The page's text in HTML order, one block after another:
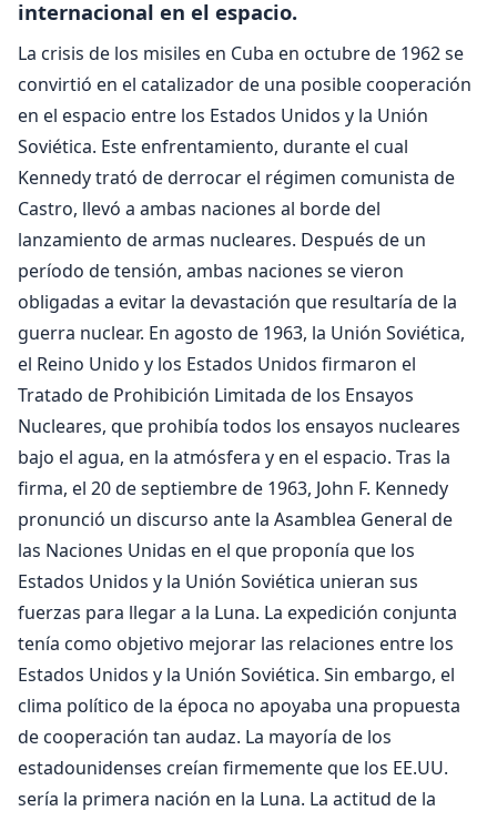
internacional en el espacio.
La crisis de los misiles en Cuba en octubre de 1962 se
convirtió en el catalizador de una posible cooperación
en el espacio entre los Estados Unidos y la Unión
Soviética. Este enfrentamiento, durante el cual
Kennedy trató de derrocar el régimen comunista de
Castro, llevó a ambas naciones al borde del
lanzamiento de armas nucleares. Después de un
período de tensión, ambas naciones se vieron
obligadas a evitar la devastación que resultaría de la
guerra nuclear. En agosto de 1963, la Unión Soviética,
el Reino Unido y los Estados Unidos firmaron el
Tratado de Prohibición Limitada de los Ensayos
Nucleares, que prohibía todos los ensayos nucleares
bajo el agua, en la atmósfera y en el espacio. Tras la
firma, el 20 de septiembre de 1963, John F. Kennedy
pronunció un discurso ante la Asamblea General de
las Naciones Unidas en el que proponía que los
Estados Unidos y la Unión Soviética unieran sus
fuerzas para llegar a la Luna. La expedición conjunta
tenía como objetivo mejorar las relaciones entre los
Estados Unidos y la Unión Soviética. Sin embargo, el
clima político de la época no apoyaba una propuesta
de cooperación tan audaz. La mayoría de los
estadounidenses creían firmemente que los EE.UU.
sería la primera nación en la Luna. La actitud de la